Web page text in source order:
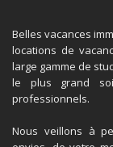
Belles vacances
locations de
large gamme de
le plus grand
professionnels.
Nous veillons à